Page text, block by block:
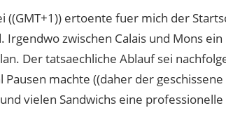
((GMT+1)) ertoente fuer mich der
Irgendwo zwischen Calais und Mons
Der tatsaechliche Ablauf sei
Pausen machte ((daher der
vielen Sandwichs eine